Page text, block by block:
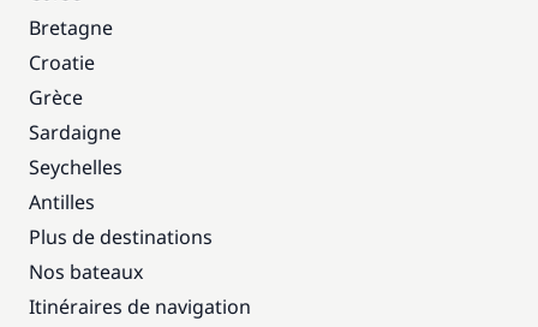
Bretagne
Croatie
Grèce
Sardaigne
Seychelles
Antilles
Plus de destinations
Nos bateaux
Itinéraires de navigation